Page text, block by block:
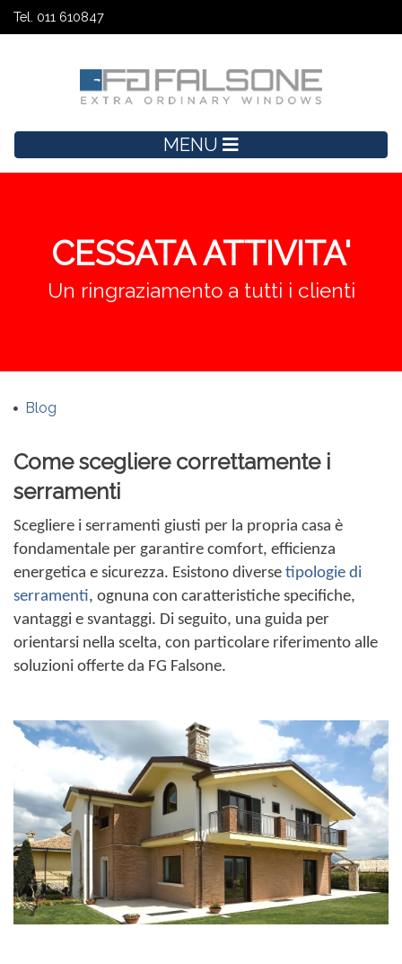
Tel. 011 610847
MENU
CESSATA ATTIVITA'
Un ringraziamento a tutti i clienti
Blog
Come scegliere correttamente i
serramenti
Scegliere i serramenti giusti per la propria casa è
fondamentale per garantire comfort, efficienza
energetica e sicurezza. Esistono diverse tipologie di
serramenti, ognuna con caratteristiche specifiche,
vantaggi e svantaggi. Di seguito, una guida per
orientarsi nella scelta, con particolare riferimento alle
soluzioni offerte da FG Falsone.